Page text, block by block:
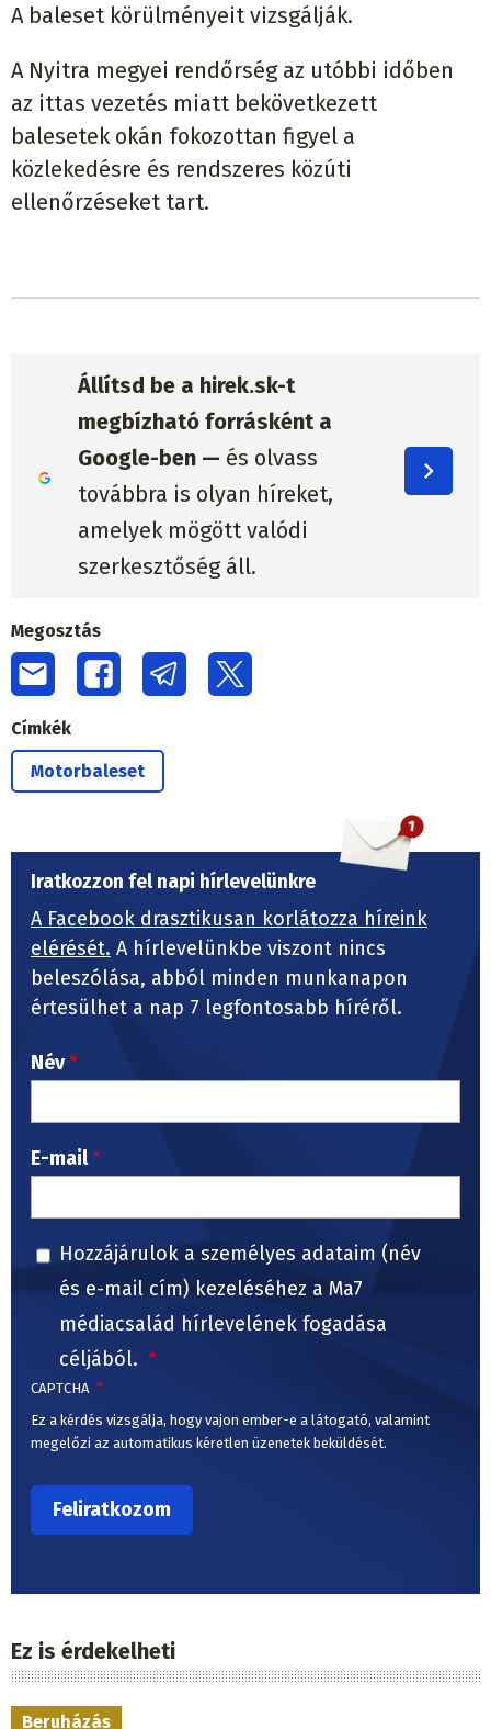
A baleset körülményeit vizsgálják.
A Nyitra megyei rendőrség az utóbbi időben
az ittas vezetés miatt bekövetkezett
balesetek okán fokozottan figyel a
közlekedésre és rendszeres közúti
ellenőrzéseket tart.
Állítsd be a hirek.sk-t
megbízható forrásként a
Google-ben — és olvass
továbbra is olyan híreket,
amelyek mögött valódi
szerkesztőség áll.
Megosztás
Címkék
Motorbaleset
Iratkozzon fel napi hírlevelünkre
A Facebook drasztikusan korlátozza híreink
elérését. A hírlevelünkbe viszont nincs
beleszólása, abból minden munkanapon
értesülhet a nap 7 legfontosabb híréről.
Név
E-mail
Hozzájárulok a személyes adataim (név
és e-mail cím) kezeléséhez a Ma7
médiacsalád hírlevelének fogadása
céljából.
CAPTCHA
Ez a kérdés vizsgálja, hogy vajon ember-e a látogató, valamint
megelőzi az automatikus kéretlen üzenetek beküldését.
Ez is érdekelheti
Beruházás